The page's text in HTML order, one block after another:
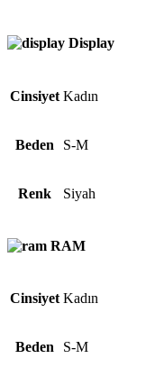
Display
Cinsiyet Kadın
Beden S-M
Renk Siyah
RAM
Cinsiyet Kadın
Beden S-M